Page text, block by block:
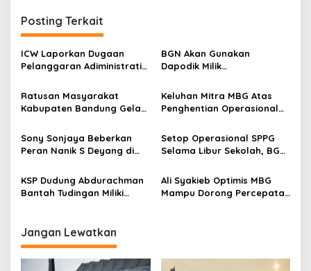
g
a
s
p
o
s
Posting Terkait
ICW Laporkan Dugaan
Pelanggaran Adiministratif
Ombudsman RI
BGN Akan Gunakan
Dapodik Milik
Distribusi MBG Tepat
Sasaran
Ratusan Masyarakat
Kabupaten Bandung Gelar
MBG Berjalan Normal
Keluhan Mitra MBG Atas
Penghentian Operasional
Masuk Jebakan Batman
Sony Sonjaya Beberkan
Peran Nanik S Deyang di
Korupsi MBG
Setop Operasional SPPG
Selama Libur Sekolah, BGN
Anggaran 3,4 Triliun
KSP Dudung Abdurachman
Bantah Tudingan Miliki
Ali Syakieb Optimis MBG
Mampu Dorong Percepatan
Jangan Lewatkan